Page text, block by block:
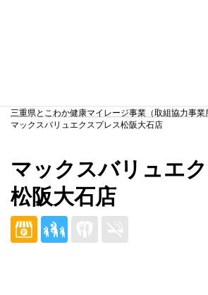
三重県とこわか健康マイレージ事業（取組協力事業
マックスバリュエクスプレス松阪大石店
マックスバリュエ
松阪大石店